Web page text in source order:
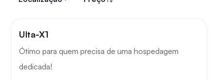
Ulta-X1
Ótimo para quem precisa de uma hospedagem
dedicada!